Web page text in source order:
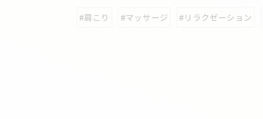
#肩こり #マッサージ #リラクゼーション